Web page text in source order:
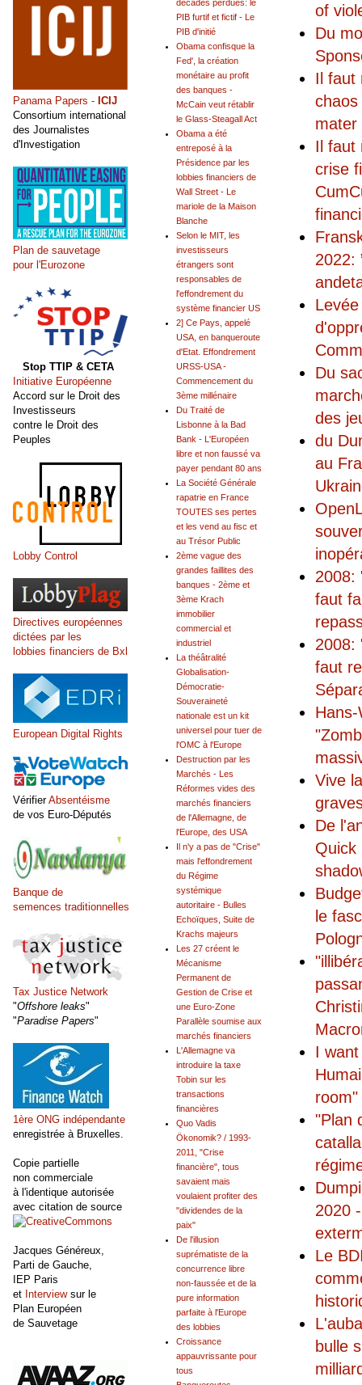
of
Du
Il faut
mater
Il faut
crise
2022:
Du
des
du
au
2008:
faut
2008:
faut
Vive
De
Quick
le
I
"Plan
2020
Le
bulle
décades perdues: le
PIB furtif et fictif - Le
PIB d'initié
Obama confisque la
Fed', la création
monétaire au profit
des banques -
McCain veut rétablir
le Glass-Steagall Act
Obama a été
entreposé à la
Présidence par les
lobbies financiers de
Wall Street - Le
mariole de la Maison
Blanche
Selon le MIT, les
investisseurs
étrangers sont
responsables de
l'effondrement du
système financier US
2] Ce Pays, appelé
USA, en banqueroute
d'Etat. Effondrement
URSS-USA -
Commencement du
3ème millénaire
Du Traité de
Lisbonne à la Bad
Bank - L'Européen
libre et non faussé va
payer pendant 80 ans
La Société Générale
rapatrie en France
TOUTES ses pertes
et les vend au fisc et
au Trésor Public
2ème vague des
grandes faillites des
banques - 2ème et
3ème Krach
immobilier
commercial et
industriel
La théâtralité
Globalisation-
Démocratie-
Souveraineté
nationale est un kit
universel pour tuer de
l'OMC à l'Europe
Destruction par les
Marchés - Les
Réformes vides des
marchés financiers
de l'Allemagne, de
l'Europe, des USA
Il n'y a pas de "Crise"
mais l'effondrement
du Régime
systémique
autoritaire - Bulles
Echoïques, Suite de
Krachs majeurs
Les 27 créent le
Mécanisme
Permanent de
Gestion de Crise et
une Euro-Zone
Parallèle soumise aux
marchés financiers
L'Allemagne va
introduire la taxe
Tobin sur les
transactions
financières
Quo Vadis
Ökonomik? / 1993-
2011, "Crise
financière", tous
savaient mais
voulaient profiter des
"dividendes de la
paix"
De l'illusion
suprématiste de la
concurrence libre
non-faussée et de la
pure information
parfaite à l'Europe
des lobbies
Croissance
appauvrissante pour
tous
Panama Papers - ICIJ
Consortium international
des Journalistes
d'Investigation
Plan de sauvetage
pour l'Eurozone
Stop TTIP & CETA
Initiative Européenne
Accord sur le Droit des
Investisseurs
contre le Droit des
Peuples
Lobby Control
Directives européennes
dictées par les
lobbies financiers de Bxl
European Digital Rights
VérifierAbsentéisme
de vos Euro-Députés
Banque de
semences traditionnelles
Tax Justice Network
"Offshore leaks"
"Paradise Papers"
1ère ONG indépendante
enregistrée à Bruxelles.
Copie partielle
non commerciale
à l'identique autorisée
avec citation de source
Jacques Généreux,
Parti de Gauche,
IEP Paris
et Interviewsur le
Plan Européen
de Sauvetage